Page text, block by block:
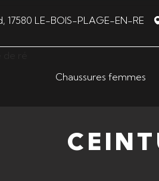
17580 LE-BOIS-PLAGE-EN-RE
Chaussures femmes